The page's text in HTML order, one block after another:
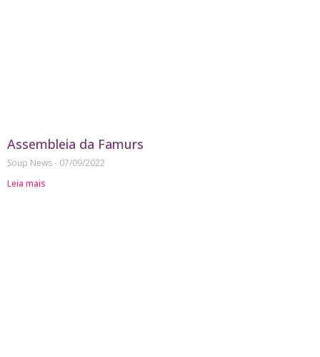
Assembleia da Famurs
Soup News
07/09/2022
Leia mais